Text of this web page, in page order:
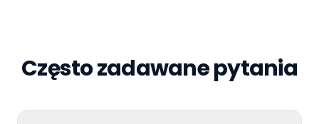
Często zadawane pytania